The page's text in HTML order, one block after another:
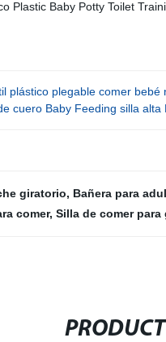
plástico plegable comer
cuero Baby Feeding silla alta
giratorio, Bañera para
comer, Silla de comer para